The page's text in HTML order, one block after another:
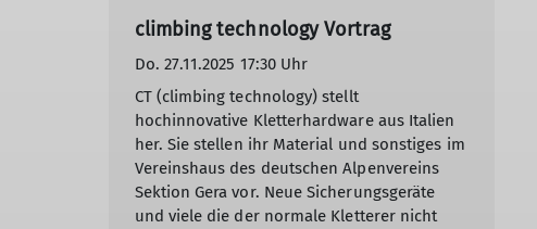
climbing technology Vortrag
Do. 27.11.2025 17:30 Uhr
CT (climbing technology) stellt
hochinnovative Kletterhardware aus Italien
her. Sie stellen ihr Material und sonstiges im
Vereinshaus des deutschen Alpenvereins
Sektion Gera vor. Neue Sicherungsgeräte
und viele die der normale Kletterer nicht